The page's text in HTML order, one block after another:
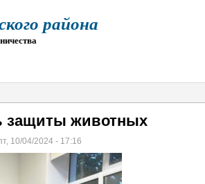
района
защиты животных
10/04/2024 - 17:16